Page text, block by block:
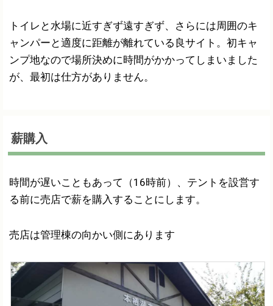
トイレと水場に近すぎず遠すぎず、さらには周囲のキ
ャンパーと適度に距離が離れている良サイト。初キャ
ンプ地なので場所決めに時間がかかってしまいました
が、最初は仕方がありません。
薪購入
時間が遅いこともあって（16時前）、テントを設営す
る前に売店で薪を購入することにします。
売店は管理棟の向かい側にあります